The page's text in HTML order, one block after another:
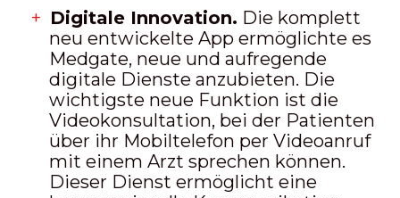
Digitale Innovation. Die komplett
neu entwickelte App ermöglichte es
Medgate, neue und aufregende
digitale Dienste anzubieten. Die
wichtigste neue Funktion ist die
Videokonsultation, bei der Patienten
über ihr Mobiltelefon per Videoanruf
mit einem Arzt sprechen können.
Dieser Dienst ermöglicht eine